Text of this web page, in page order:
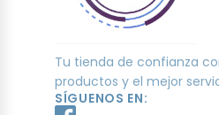
Tu tienda de confianza
productos y el mejor
SÍGUENOS EN: